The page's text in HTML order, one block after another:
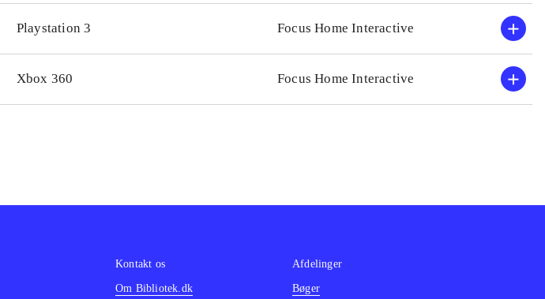
Playstation 3 Focus Home Interactive
Xbox 360 Focus Home Interactive
Kontakt os
Om Bibliotek.dk
Afdelinger
Bøger